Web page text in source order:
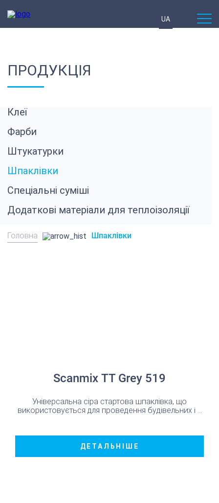
UA
ПРОДУКЦІЯ
Клеї
Фарби
Штукатурки
Шпаклівки
Спеціальні суміші
Додаткові матеріали для теплоізоляції
Головна Шпаклівки
Scanmix ТТ Grey 519
Універсальна сіра стартова шпаклівка, що
використовується для проведення будівельних і ...
ДЕТАЛЬНІШЕ